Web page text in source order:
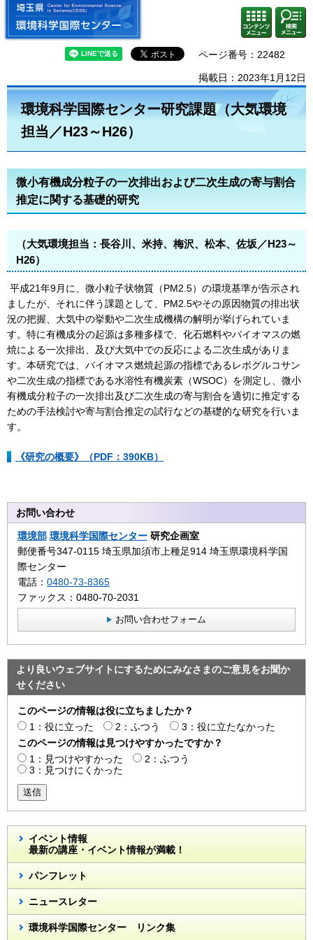
埼玉県 環境科学国際センター
コンテ
ンツメ
ニュー
検索・
共通メ
ニュー
ページ番号：22482
掲載日：2023年1月12日
環境科学国際センター研究課題（大気環境
担当／H23～H26）
微小有機成分粒子の一次排出および二次生成の寄与割合
推定に関する基礎的研究
（大気環境担当：長谷川、米持、梅沢、松本、佐坂／H23～
H26）
平成21年9月に、微小粒子状物質（PM2.5）の環境基準が告示され
ましたが、それに伴う課題として、PM2.5やその原因物質の排出状
況の把握、大気中の挙動や二次生成機構の解明が挙げられていま
す。特に有機成分の起源は多種多様で、化石燃料やバイオマスの燃
焼による一次排出、及び大気中での反応による二次生成がありま
す。本研究では、バイオマス燃焼起源の指標であるレボグルコサン
や二次生成の指標である水溶性有機炭素（WSOC）を測定し、微小
有機成分粒子の一次排出及び二次生成の寄与割合を適切に推定する
ための手法検討や寄与割合推定の試行などの基礎的な研究を行いま
す。
《研究の概要》（PDF：390KB）
お問い合わせ
環境部 環境科学国際センター 研究企画室
郵便番号347-0115 埼玉県加須市上種足914 埼玉県環境科学国
際センター
電話： 0480-73-8365
ファックス：0480-70-2031
お問い合わせフォーム
より良いウェブサイトにするためにみなさまのご意見をお聞か
せください
このページの情報は役に立ちましたか？
1：役に立った
2：ふつう
3：役に立たなかった
このページの情報は見つけやすかったですか？
1：見つけやすかった
2：ふつう
3：見つけにくかった
送信
イベント情報
最新の講座・イベント情報が満載！
パンフレット
ニュースレター
環境科学国際センター リンク集